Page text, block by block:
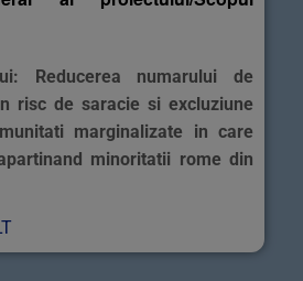
Reducerea numarului de
risc de saracie si excluziune
marginalizate in care
minoritatii rome din